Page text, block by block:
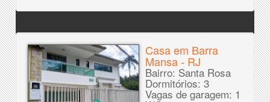
Casa em Barra
Mansa - RJ
Bairro: Santa Rosa
Dormitórios: 3
Vagas de garagem: 1